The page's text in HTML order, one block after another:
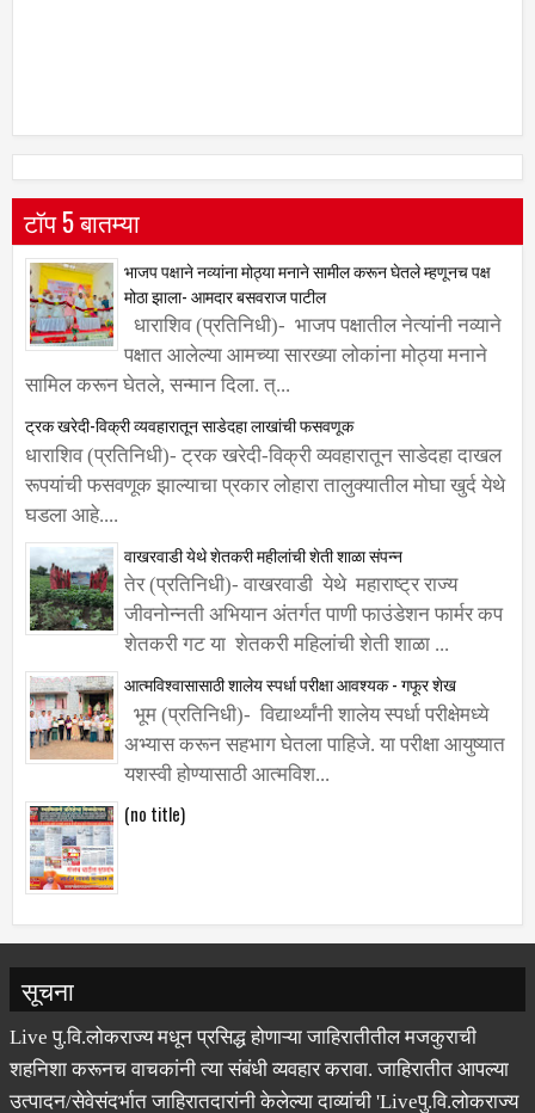
टॉप 5 बातम्या
भाजप पक्षाने नव्यांना मोठ्या मनाने सामील करून घेतले म्हणूनच पक्ष
मोठा झाला- आमदार बसवराज पाटील
धाराशिव (प्रतिनिधी)- भाजप पक्षातील नेत्यांनी नव्याने
पक्षात आलेल्या आमच्या सारख्या लोकांना मोठ्या मनाने
सामिल करून घेतले, सन्मान दिला. त्...
ट्रक खरेदी-विक्री व्यवहारातून साडेदहा लाखांची फसवणूक
धाराशिव (प्रतिनिधी)- ट्रक खरेदी-विक्री व्यवहारातून साडेदहा दाखल
रूपयांची फसवणूक झाल्याचा प्रकार लोहारा तालुक्यातील मोघा खुर्द येथे
घडला आहे....
वाखरवाडी येथे शेतकरी महीलांची शेती शाळा संपन्न
तेर (प्रतिनिधी)- वाखरवाडी येथे महाराष्ट्र राज्य
जीवनोन्नती अभियान अंतर्गत पाणी फाउंडेशन फार्मर कप
शेतकरी गट या शेतकरी महिलांची शेती शाळा ...
आत्मविश्वासासाठी शालेय स्पर्धा परीक्षा आवश्यक - गफूर शेख
भूम (प्रतिनिधी)- विद्यार्थ्यांनी शालेय स्पर्धा परीक्षेमध्ये
अभ्यास करून सहभाग घेतला पाहिजे. या परीक्षा आयुष्यात
यशस्वी होण्यासाठी आत्मविश...
(no title)
सूचना
Live पु.वि.लोकराज्य मधून प्रसिद्ध होणाऱ्या जाहिरातीतील मजकुराची
शहनिशा करूनच वाचकांनी त्या संबंधी व्यवहार करावा. जाहिरातीत आपल्या
उत्पादन/सेवेसंदर्भात जाहिरातदारांनी केलेल्या दाव्यांची 'Liveपु.वि.लोकराज्य